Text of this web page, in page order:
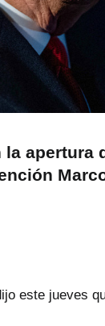
apertura
este jueves